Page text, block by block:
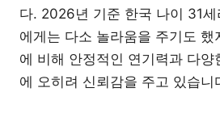
다. 2026년 기준 한국 나이 31
에게는 다소 놀라움을 주기도 했
에 비해 안정적인 연기력과 다양
에 오히려 신뢰감을 주고 있습니